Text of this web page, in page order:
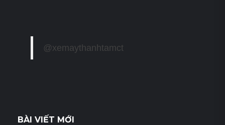
@xemaythanhtamct
BÀI VIẾT MỚI